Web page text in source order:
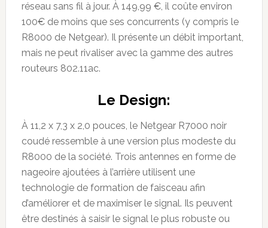
réseau sans fil à jour. À 149,99 €, il coûte environ
100€ de moins que ses concurrents (y compris le
R8000 de Netgear). Il présente un débit important,
mais ne peut rivaliser avec la gamme des autres
routeurs 802.11ac.
Le Design:
À 11,2 x 7,3 x 2,0 pouces, le Netgear R7000 noir
coudé ressemble à une version plus modeste du
R8000 de la société. Trois antennes en forme de
nageoire ajoutées à l’arrière utilisent une
technologie de formation de faisceau afin
d’améliorer et de maximiser le signal. Ils peuvent
être destinés à saisir le signal le plus robuste ou